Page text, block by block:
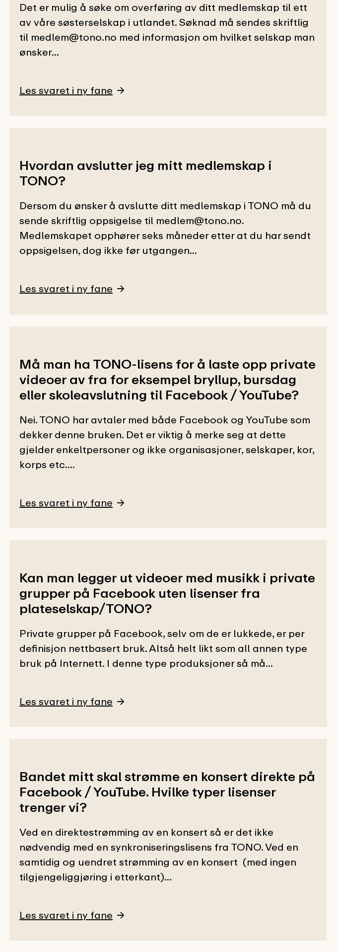
Det er mulig å søke om overføring av ditt medlemskap til ett
av våre søsterselskap i utlandet. Søknad må sendes skriftlig
til medlem@tono.no med informasjon om hvilket selskap man
ønsker...
Les svaret i ny fane
Hvordan avslutter jeg mitt medlemskap i
TONO?
Dersom du ønsker å avslutte ditt medlemskap i TONO må du
sende skriftlig oppsigelse til medlem@tono.no.
Medlemskapet opphører seks måneder etter at du har sendt
oppsigelsen, dog ikke før utgangen...
Les svaret i ny fane
Må man ha TONO-lisens for å laste opp private
videoer av fra for eksempel bryllup, bursdag
eller skoleavslutning til Facebook / YouTube?
Nei. TONO har avtaler med både Facebook og YouTube som
dekker denne bruken. Det er viktig å merke seg at dette
gjelder enkeltpersoner og ikke organisasjoner, selskaper, kor,
korps etc....
Les svaret i ny fane
Kan man legger ut videoer med musikk i private
grupper på Facebook uten lisenser fra
plateselskap/TONO?
Private grupper på Facebook, selv om de er lukkede, er per
definisjon nettbasert bruk. Altså helt likt som all annen type
bruk på Internett. I denne type produksjoner så må...
Les svaret i ny fane
Bandet mitt skal strømme en konsert direkte på
Facebook / YouTube. Hvilke typer lisenser
trenger vi?
Ved en direktestrømming av en konsert så er det ikke
nødvendig med en synkroniseringslisens fra TONO. Ved en
samtidig og uendret strømming av en konsert (med ingen
tilgjengeliggjøring i etterkant)...
Les svaret i ny fane